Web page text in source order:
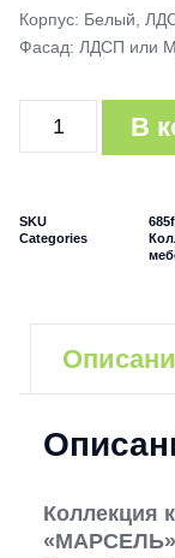
Корпус: Белый,
Фасад: ЛДСП или
В
SKU
Categories
Коллекция
«МАРСЕЛЬ»